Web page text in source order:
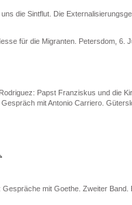
die Sintflut. Die
für die Migranten. Petersdom, 6.
Papst Franziskus und die
mit Antonio Carriero.
mit Goethe. Zweiter Band.